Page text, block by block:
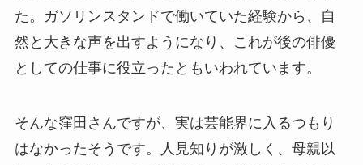
た。ガソリンスタンドで働いていた経験から、自
然と大きな声を出すようになり、これが後の俳優
としての仕事に役立ったともいわれています。
そんな窪田さんですが、実は芸能界に入るつもり
はなかったそうです。人見知りが激しく、母親以